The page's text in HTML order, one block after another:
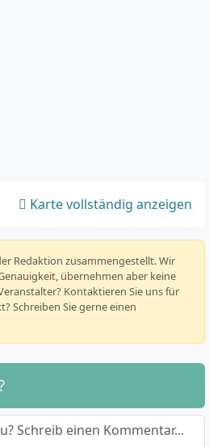
Karte vollständig anzeigen
Redaktion zusammengestellt. Wir
übernehmen aber keine
Kontaktieren Sie uns für
Schreiben Sie gerne einen
Schreib einen Kommentar...